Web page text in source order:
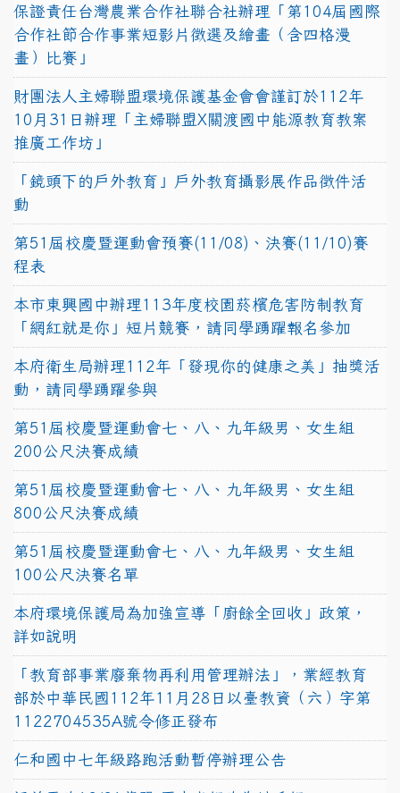
保證責任台灣農業合作社聯合社辦理「第104屆國際
合作社節合作事業短影片徵選及繪畫（含四格漫
畫）比賽」
財團法人主婦聯盟環境保護基金會會謹訂於112年
10月31日辦理「主婦聯盟X關渡國中能源教育教案
推廣工作坊」
「鏡頭下的戶外教育」戶外教育攝影展作品徵件活
動
第51屆校慶暨運動會預賽(11/08)、決賽(11/10)賽
程表
本市東興國中辦理113年度校園菸檳危害防制教育
「網紅就是你」短片競賽，請同學踴躍報名參加
本府衛生局辦理112年「發現你的健康之美」抽獎活
動，請同學踴躍參與
第51屆校慶暨運動會七、八、九年級男、女生組
200公尺決賽成績
第51屆校慶暨運動會七、八、九年級男、女生組
800公尺決賽成績
第51屆校慶暨運動會七、八、九年級男、女生組
100公尺決賽名單
本府環境保護局為加強宣導「廚餘全回收」政策，
詳如說明
「教育部事業廢棄物再利用管理辦法」，業經教育
部於中華民國112年11月28日以臺教資（六）字第
1122704535A號令修正發布
仁和國中七年級路跑活動暫停辦理公告